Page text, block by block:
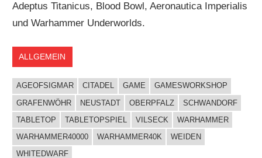
Adeptus Titanicus, Blood Bowl, Aeronautica Imperialis
und Warhammer Underworlds.
ALLGEMEIN
AGEOFSIGMAR CITADEL GAME
GAMESWORKSHOP
GRAFENWÖHR
NEUSTADT OBERPFALZ
SCHWANDORF
TABLETOP
TABLETOPSPIEL VILSECK
WARHAMMER
WARHAMMER40000
WARHAMMER40K
WEIDEN
WHITEDWARF